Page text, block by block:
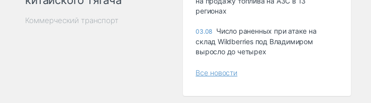
Коммерческий транспорт
регионах
03.08 Число раненных при атаке на
склад Wildberries под Владимиром
выросло до четырех
Все новости